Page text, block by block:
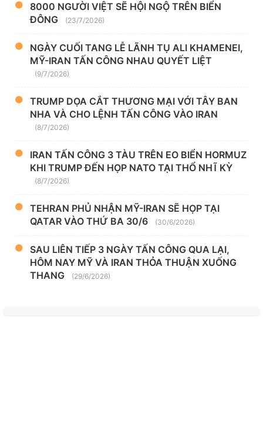
8000 NGƯỜI VIỆT SẼ HỘI NGỘ TRÊN BIỂN
ĐÔNG
(23/7/2026)
NGÀY CUỐI TANG LỄ LÃNH TỤ ALI KHAMENEI,
MỸ-IRAN TẤN CÔNG NHAU QUYẾT LIỆT
(9/7/2026)
TRUMP DỌA CẮT THƯƠNG MẠI VỚI TÂY BAN
NHA VÀ CHO LỆNH TẤN CÔNG VÀO IRAN
(8/7/2026)
IRAN TẤN CÔNG 3 TÀU TRÊN EO BIỂN HORMUZ
KHI TRUMP ĐẾN HỌP NATO TẠI THỔ NHĨ KỲ
(8/7/2026)
TEHRAN PHỦ NHẬN MỸ-IRAN SẼ HỌP TẠI
QATAR VÀO THỨ BA 30/6
(30/6/2026)
SAU LIÊN TIẾP 3 NGÀY TẤN CÔNG QUA LẠI,
HÔM NAY MỸ VÀ IRAN THỎA THUẬN XUỐNG
THANG
(29/6/2026)